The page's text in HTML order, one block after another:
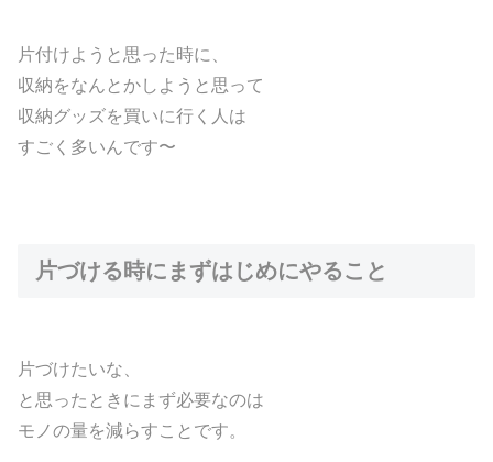
片付けようと思った時に、
収納をなんとかしようと思って
収納グッズを買いに行く人は
すごく多いんです〜
片づける時にまずはじめにやること
片づけたいな、
と思ったときにまず必要なのは
モノの量を減らすことです。